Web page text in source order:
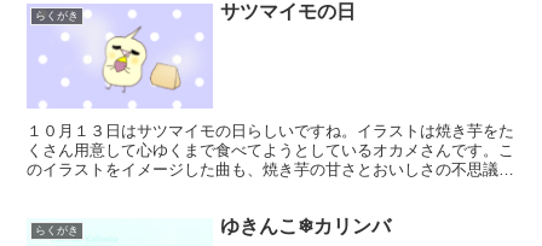
らくがき サツマイモの日
１０月１３日はサツマイモの日らしいですね。イラストは焼き芋をた
くさん用意して心ゆくまで食べてようとしているオカメさんです。こ
のイラストをイメージした曲も、焼き芋の甘さとおいしさの不思議を
らくがき ゆきんこ❄カリンバ